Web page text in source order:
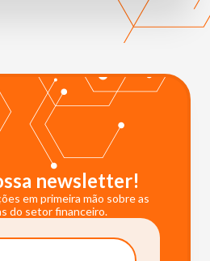
newsletter!
em primeira mão sobre as
do setor financeiro.